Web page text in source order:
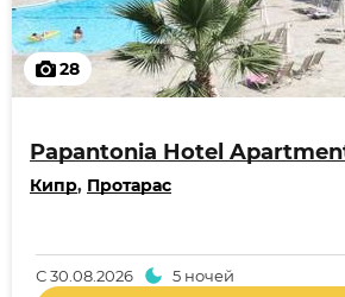
28
Papantonia Hotel
Кипр, Протарас
С30.08.2026 5 ночей